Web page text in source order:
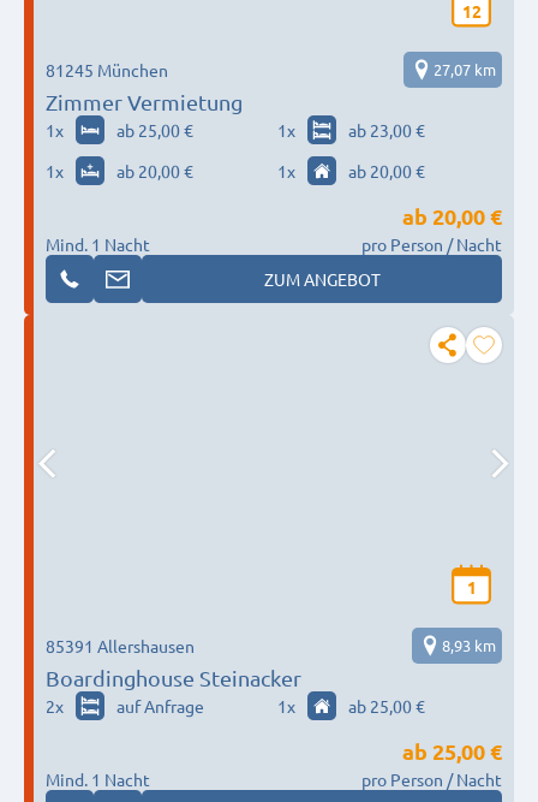
12
Zimmer Vermietung
81245 München 27,07 km
1x ab 25,00 € 1x
ab 23,00 €
1x ab 20,00 € 1x ab 20,00 €
Mind. 1 Nacht
ab 20,00 €
pro Person / Nacht
ZUM ANGEBOT
1
Boardinghouse Steinacker
85391 Allershausen 8,93 km
2x auf Anfrage 1x ab 25,00 €
Mind. 1 Nacht
ab 25,00 €
pro Person / Nacht